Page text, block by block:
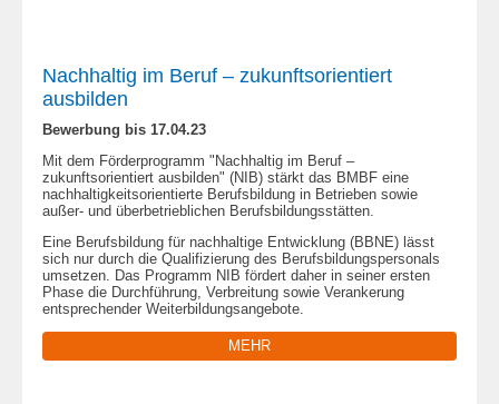
Nachhaltig im Beruf – zukunftsorientiert
ausbilden
Bewerbung bis 17.04.23
Mit dem Förderprogramm "Nachhaltig im Beruf –
zukunftsorientiert ausbilden" (NIB) stärkt das BMBF eine
nachhaltigkeitsorientierte Berufsbildung in Betrieben sowie
außer- und überbetrieblichen Berufsbildungsstätten.
Eine Berufsbildung für nachhaltige Entwicklung (BBNE) lässt
sich nur durch die Qualifizierung des Berufsbildungspersonals
umsetzen. Das Programm NIB fördert daher in seiner ersten
Phase die Durchführung, Verbreitung sowie Verankerung
entsprechender Weiterbildungsangebote.
MEHR